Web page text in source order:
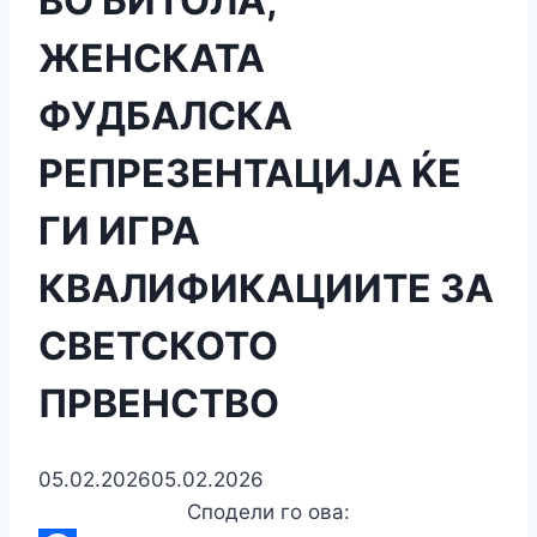
ЖЕНСКАТА
ФУДБАЛСКА
РЕПРЕЗЕНТАЦИЈА ЌЕ
ГИ ИГРА
КВАЛИФИКАЦИИТЕ ЗА
СВЕТСКОТО
ПРВЕНСТВО
05.02.202605.02.2026
Сподели го ова: